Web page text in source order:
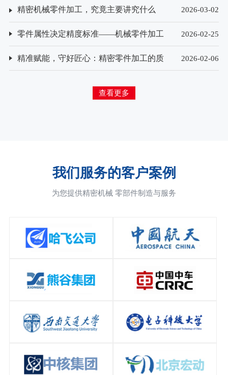
精密机械零件加工，究竟主要讲究什么 2026-03-02
零件属性决定精度标准——机械零件加工
2026-02-25
精准赋能，守好匠心：精密零件加工的质
2026-02-06
查看更多
我们服务的客户案例
为您提供精密机械 零部件制造与服务